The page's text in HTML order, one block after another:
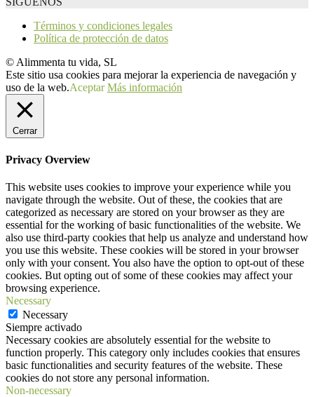
Términos y condiciones legales
Política de protección de datos
© Alimmenta tu vida, SL
Este sitio usa cookies para mejorar la experiencia de navegación y
uso de la web.Aceptar Más información
Cerrar
Privacy Overview
This website uses cookies to improve your experience while you
navigate through the website. Out of these, the cookies that are
categorized as necessary are stored on your browser as they are
essential for the working of basic functionalities of the website. We
also use third-party cookies that help us analyze and understand how
you use this website. These cookies will be stored in your browser
only with your consent. You also have the option to opt-out of these
cookies. But opting out of some of these cookies may affect your
browsing experience.
Necessary
Necessary
Siempre activado
Necessary cookies are absolutely essential for the website to
function properly. This category only includes cookies that ensures
basic functionalities and security features of the website. These
cookies do not store any personal information.
Non-necessary